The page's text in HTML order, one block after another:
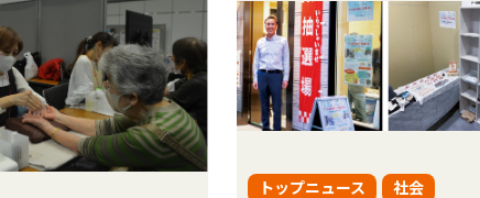
トップニュース 社会